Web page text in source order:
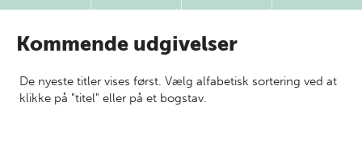
Kommende udgivelser
De nyeste titler vises først. Vælg alfabetisk sortering ved at
klikke på "titel" eller på et bogstav.